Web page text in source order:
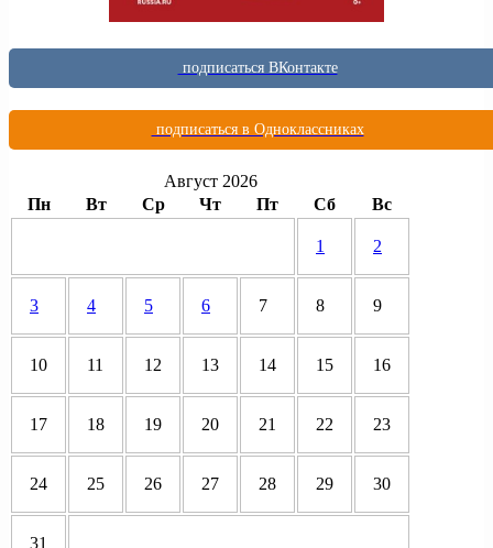
подписаться ВКонтакте
подписаться в Одноклассниках
Август 2026
Пн
Вт Ср Чт Пт Сб Вс
1 2
3 4 5 6 7 8 9
10 11 12 13 14 15 16
17 18 19 20 21 22 23
24 25 26 27 28 29 30
31